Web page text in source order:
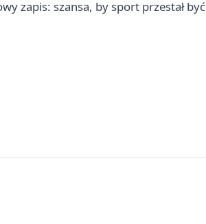
zapis: szansa, by sport przestał być